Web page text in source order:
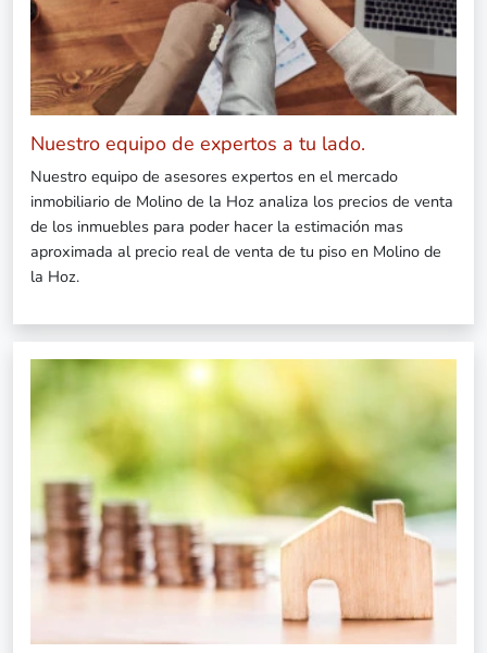
Nuestro equipo de expertos a tu lado.
Nuestro equipo de asesores expertos en el mercado
inmobiliario de Molino de la Hoz analiza los precios de venta
de los inmuebles para poder hacer la estimación mas
aproximada al precio real de venta de tu piso en Molino de
la Hoz.